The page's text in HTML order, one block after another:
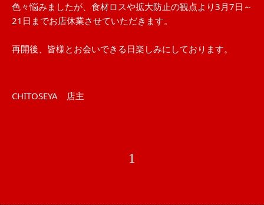
色々悩みましたが、食材ロスや拡大防止の観点より3月7日～
21日までお店休業させていただきます。
再開後、皆様とお会いできる日楽しみにしております。
CHITOSEYA　店主
1